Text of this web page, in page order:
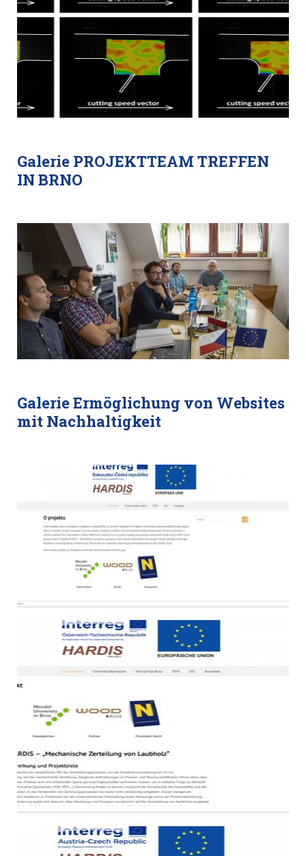
Galerie PROJEKTTEAM TREFFEN
IN BRNO
Galerie Ermöglichung von Websites
mit Nachhaltigkeit